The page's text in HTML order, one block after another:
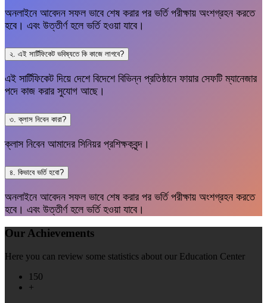
অনলাইনে আবেদন সফল ভাবে শেষ করার পর ভর্তি পরীক্ষায় অংশগ্রহন করতে
হবে। এবং উত্তীর্ণ হলে ভর্তি হওয়া যাবে।
২. এই সার্টিফিকেট ভবিষ্যতে কি কাজে লাগবে?
এই সার্টিফিকেট দিয়ে দেশে বিদেশে বিভিন্ন প্রতিষ্ঠানে ফায়ার সেফটি ম্যানেজার
পদে কাজ করার সুযোগ আছে।
৩. ক্লাস নিবেন কারা?
ক্লাস নিবেন আমাদের সিনিয়র প্রশিক্ষকবৃন্দ।
৪. কিভাবে ভর্তি হবো?
অনলাইনে আবেদন সফল ভাবে শেষ করার পর ভর্তি পরীক্ষায় অংশগ্রহন করতে
হবে। এবং উত্তীর্ণ হলে ভর্তি হওয়া যাবে।
Our Achievements
Here you can review some statistics about our Education Center
150
+